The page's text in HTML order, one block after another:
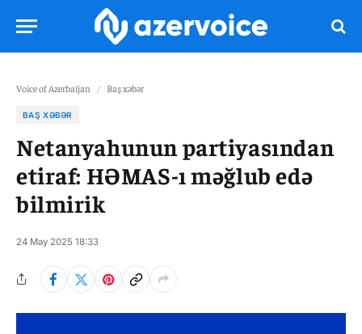
Voice of Azerbaijan / Baş xəbər
BAŞ XƏBƏR
Netanyahunun partiyasından
etiraf: HƏMAS-ı məğlub edə
bilmirik
24 May 2025 18:33